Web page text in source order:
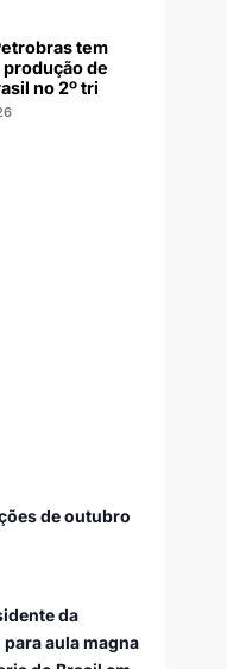
tem
produção de
no 2º tri
de outubro
da
aula magna